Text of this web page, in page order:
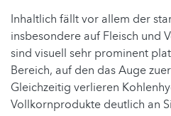
Inhaltlich fällt vor allem der
insbesondere auf Fleisch und
sind visuell sehr prominent
Bereich, auf den das Auge
Gleichzeitig verlieren
Vollkornprodukte deutlich an